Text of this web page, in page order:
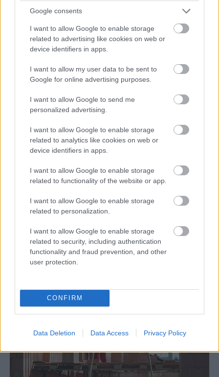
Google consents
I want to allow Google to enable storage
related to advertising like cookies on web or
device identifiers in apps.
I want to allow my user data to be sent to
Google for online advertising purposes.
I want to allow Google to send me
personalized advertising.
I want to allow Google to enable storage
related to analytics like cookies on web or
device identifiers in apps.
I want to allow Google to enable storage
related to functionality of the website or app.
I want to allow Google to enable storage
related to personalization.
I want to allow Google to enable storage
related to security, including authentication
functionality and fraud prevention, and other
user protection.
CONFIRM
Data Deletion Data Access Privacy Policy
podmienku hodnoty súčiniteľa prestupu tepla pre domy
Zdroj: Wienerberger
Nadokenné preklady:nosné preklady Porotherm Vario
UNI s vnútorným priestorom na umiestnenie roletového
alebo žalúziového boxu.